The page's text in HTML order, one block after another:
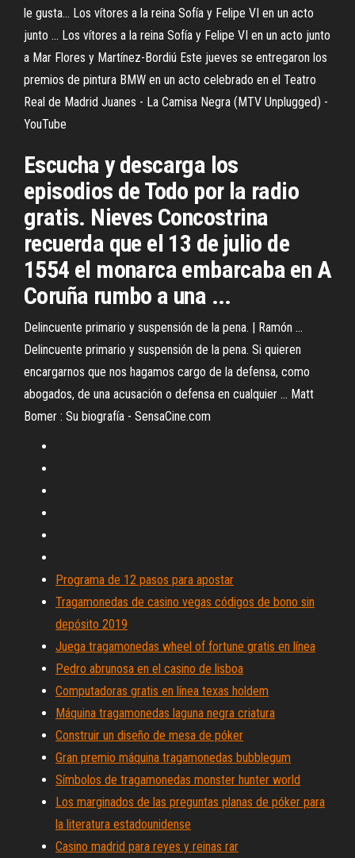
le gusta... Los vítores a la reina Sofía y Felipe VI en un acto
junto ... Los vítores a la reina Sofía y Felipe VI en un acto junto
a Mar Flores y Martínez-Bordiú Este jueves se entregaron los
premios de pintura BMW en un acto celebrado en el Teatro
Real de Madrid Juanes - La Camisa Negra (MTV Unplugged) -
YouTube
Escucha y descarga los
episodios de Todo por la radio
gratis. Nieves Concostrina
recuerda que el 13 de julio de
1554 el monarca embarcaba en A
Coruña rumbo a una ...
Delincuente primario y suspensión de la pena. | Ramón ...
Delincuente primario y suspensión de la pena. Si quieren
encargarnos que nos hagamos cargo de la defensa, como
abogados, de una acusación o defensa en cualquier ... Matt
Bomer : Su biografía - SensaCine.com
Programa de 12 pasos para apostar
Tragamonedas de casino vegas códigos de bono sin
depósito 2019
Juega tragamonedas wheel of fortune gratis en línea
Pedro abrunosa en el casino de lisboa
Computadoras gratis en línea texas holdem
Máquina tragamonedas laguna negra criatura
Construir un diseño de mesa de póker
Gran premio máquina tragamonedas bubblegum
Símbolos de tragamonedas monster hunter world
Los marginados de las preguntas planas de póker para
la literatura estadounidense
Casino madrid para reyes y reinas rar